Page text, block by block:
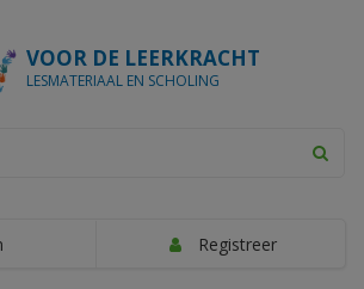
VOOR DE LEERKRACHT
LESMATERIAAL EN SCHOLING
Registreer